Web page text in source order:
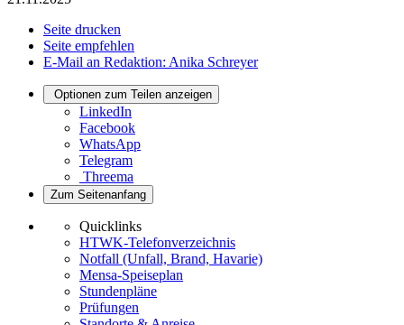
Seite drucken
Seite empfehlen
E-Mail an Redaktion: Anika Schreyer
Optionen zum Teilen anzeigen
LinkedIn
Facebook
WhatsApp
Telegram
Threema
Zum Seitenanfang
Quicklinks
HTWK-Telefonverzeichnis
Notfall (Unfall, Brand, Havarie)
Mensa-Speiseplan
Stundenpläne
Prüfungen